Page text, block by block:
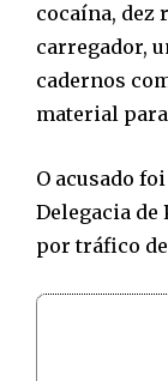
cocaína, dez
carregador,
cadernos
material
O acusado
Delegacia de
por tráfico